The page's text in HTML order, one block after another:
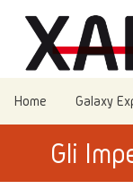
Home Galaxy
Gli